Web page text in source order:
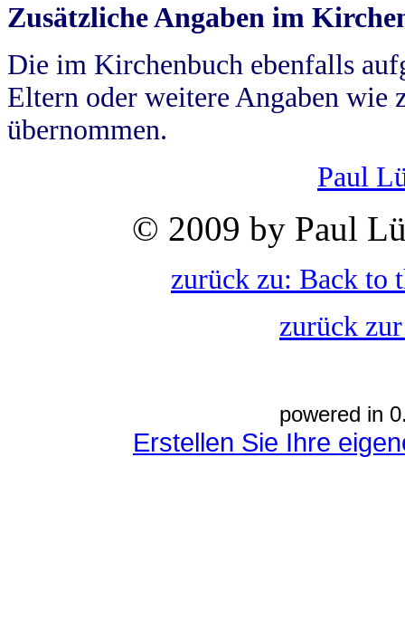
Zusätzliche Angaben im
Die im Kirchenbuch ebenfalls
Eltern oder weitere Angaben wie
übernommen.
Paul
© 2009 by Paul
zurück zu: Back to
zurück
powered in
Erstellen Sie Ihre